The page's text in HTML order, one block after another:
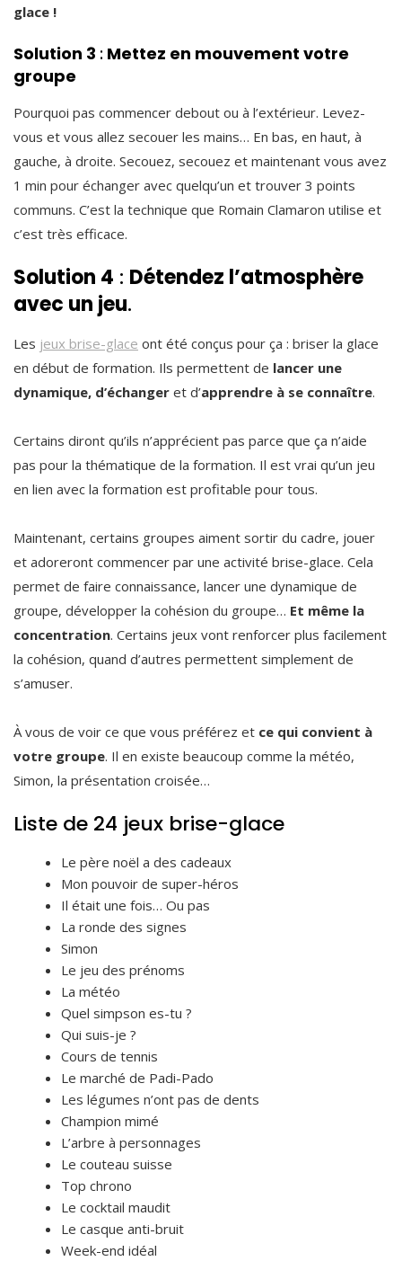
glace !
Solution 3 : Mettez en mouvement votre
groupe
Pourquoi pas commencer debout ou à l’extérieur. Levez-
vous et vous allez secouer les mains… En bas, en haut, à
gauche, à droite. Secouez, secouez et maintenant vous avez
1 min pour échanger avec quelqu’un et trouver 3 points
communs. C’est la technique que Romain Clamaron utilise et
c’est très efficace.
Solution 4 : Détendez l’atmosphère
avec un jeu.
Les jeux brise-glace ont été conçus pour ça : briser la glace
en début de formation. Ils permettent de lancer une
dynamique, d’échanger et d’apprendre à se connaître.
Certains diront qu’ils n’apprécient pas parce que ça n’aide
pas pour la thématique de la formation. Il est vrai qu’un jeu
en lien avec la formation est profitable pour tous.
Maintenant, certains groupes aiment sortir du cadre, jouer
et adoreront commencer par une activité brise-glace. Cela
permet de faire connaissance, lancer une dynamique de
groupe, développer la cohésion du groupe… Et même la
concentration. Certains jeux vont renforcer plus facilement
la cohésion, quand d’autres permettent simplement de
s’amuser.
À vous de voir ce que vous préférez et ce qui convient à
votre groupe. Il en existe beaucoup comme la météo,
Simon, la présentation croisée…
Liste de 24 jeux brise-glace
Le père noël a des cadeaux
Mon pouvoir de super-héros
Il était une fois… Ou pas
La ronde des signes
Simon
Le jeu des prénoms
La météo
Quel simpson es-tu ?
Qui suis-je ?
Cours de tennis
Le marché de Padi-Pado
Les légumes n’ont pas de dents
Champion mimé
L’arbre à personnages
Le couteau suisse
Top chrono
Le cocktail maudit
Le casque anti-bruit
Week-end idéal